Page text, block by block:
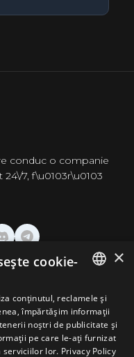
conduc o companie
7, f\u0103r\u0103
ENGLISH
GERMAN
ROMANIAN
×
cookie-
conținutul, reclamele și
împărtășim informații
noștri de publicitate și
pe care le-ați furnizat
serviciilor lor. Privacy Policy